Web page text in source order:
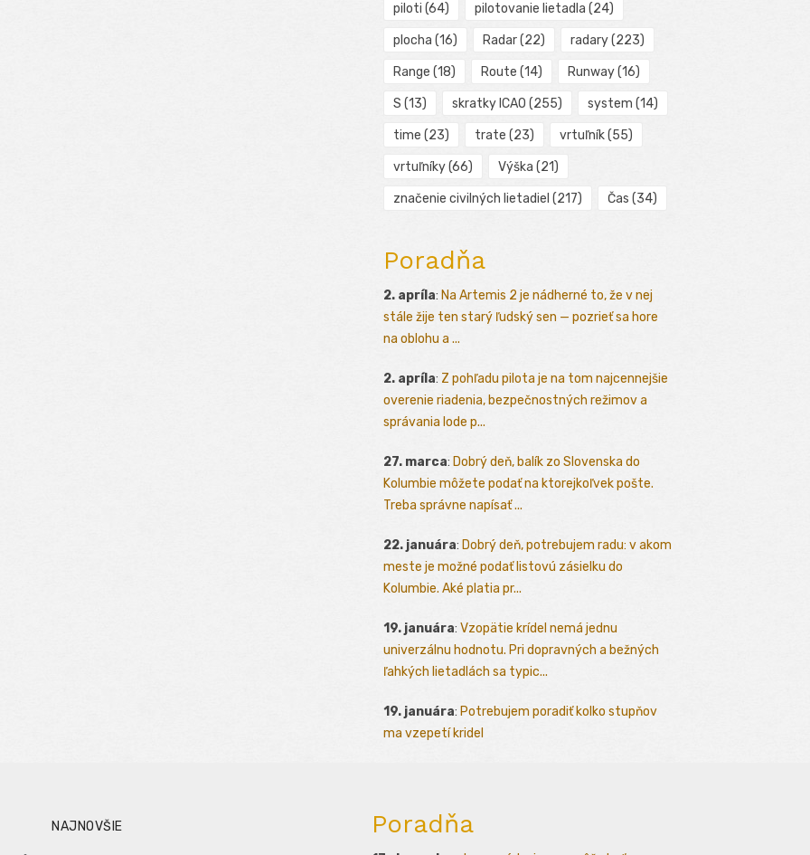
piloti (64) pilotovanie lietadla (24)
plocha (16) Radar(22) radary(223)
Range (18) Route (14) Runway(16)
S (13) skratky ICAO (255) system (14)
time (23) trate (23) vrtuľník(55)
vrtuľníky(66) Výška (21)
značenie civilných lietadiel (217) Čas (34)
Poradňa
2. apríla: Na Artemis 2 je nádherné to, že v nej
stále žije ten starý ľudský sen — pozrieť sa hore
na oblohu a ...
2. apríla: Z pohľadu pilota je na tom najcennejšie
overenie riadenia, bezpečnostných režimov a
správania lode p...
27. marca: Dobrý deň, balík zo Slovenska do
Kolumbie môžete podať na ktorejkoľvek pošte.
Treba správne napísať ...
22. januára: Dobrý deň, potrebujem radu: v akom
meste je možné podať listovú zásielku do
Kolumbie. Aké platia pr...
19. januára: Vzopätie krídel nemá jednu
univerzálnu hodnotu. Pri dopravných a bežných
ľahkých lietadlách sa typic...
19. januára: Potrebujem poradiť kolko stupňov
ma vzepetí kridel
NAJNOVŠIE Poradňa